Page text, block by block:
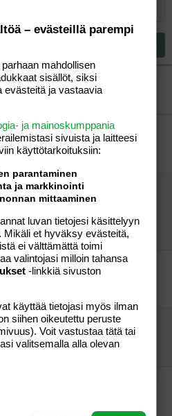
New
Roman
MS
Lapsen saaminen
07.02.2006
Lapsen saaminen
06.01.2006
jälkeen!
Aihe vapaa
21.05.2010
– evästeillä parempi
mahdollisen
sisällöt, siksi
evästeitä ja vastaavia
ja mainoskumppania
sivuista ja laitteesi
käyttötarkoituksiin:
parantaminen
ja markkinointi
mittaaminen
luvan tietojesi käsittelyyn
Mikäli et hyväksy evästeitä,
ei välttämättä toimi
valintojasi milloin tahansa
-linkkiä sivuston
käyttää tietojasi myös ilman
siihen oikeutettu peruste
Voit vastustaa tätä tai
valitsemalla alla olevan